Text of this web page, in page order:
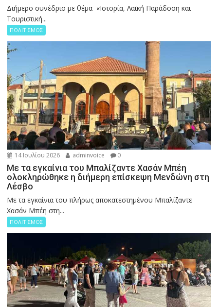
Διήμερο συνέδριο με θέμα «Ιστορία, Λαϊκή Παράδοση και
Τουριστική...
ΠΟΛΙΤΙΣΜΟΣ
14 Ιουλίου 2026 adminvoice 0
Με τα εγκαίνια του Μπαλίζαντε Χασάν Μπέη
ολοκληρώθηκε η διήμερη επίσκεψη Μενδώνη στη
Λέσβο
Με τα εγκαίνια του πλήρως αποκατεστημένου Μπαλίζαντε
Χασάν Μπέη στη...
ΠΟΛΙΤΙΣΜΟΣ